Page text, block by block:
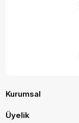
Kurumsal
Üyelik